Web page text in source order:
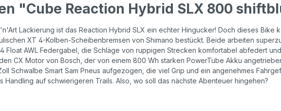
"Cube Reaction Hybrid SLX 800
Lackierung ist das Reaction Hybrid SLX ein echter Hingucker! Doch dieses Bike
XT 4-Kolben-Scheibenbremsen von Shimano bestückt. Beide arbeiten
Float AWL Federgabel, die Schläge von ruppigen Strecken komfortabel abfedert
CX Motor von Bosch, der von einem 800 Wh starken PowerTube Akku
Schwalbe Smart Sam Pneus aufgezogen, die viel Grip und ein angenehmes
auf schwierigeren Trails. Also, wo soll das nächste Abenteuer hingehen?